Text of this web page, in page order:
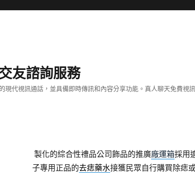
友諮詢服務
現代視訊通話，並具備即時傳訊和內容分享功能。真人聊天免費視
製化的綜合性禮品公司飾品的推廣廠運箱採用
子專用正品的去痣藥水接獲民眾自行購買除痣